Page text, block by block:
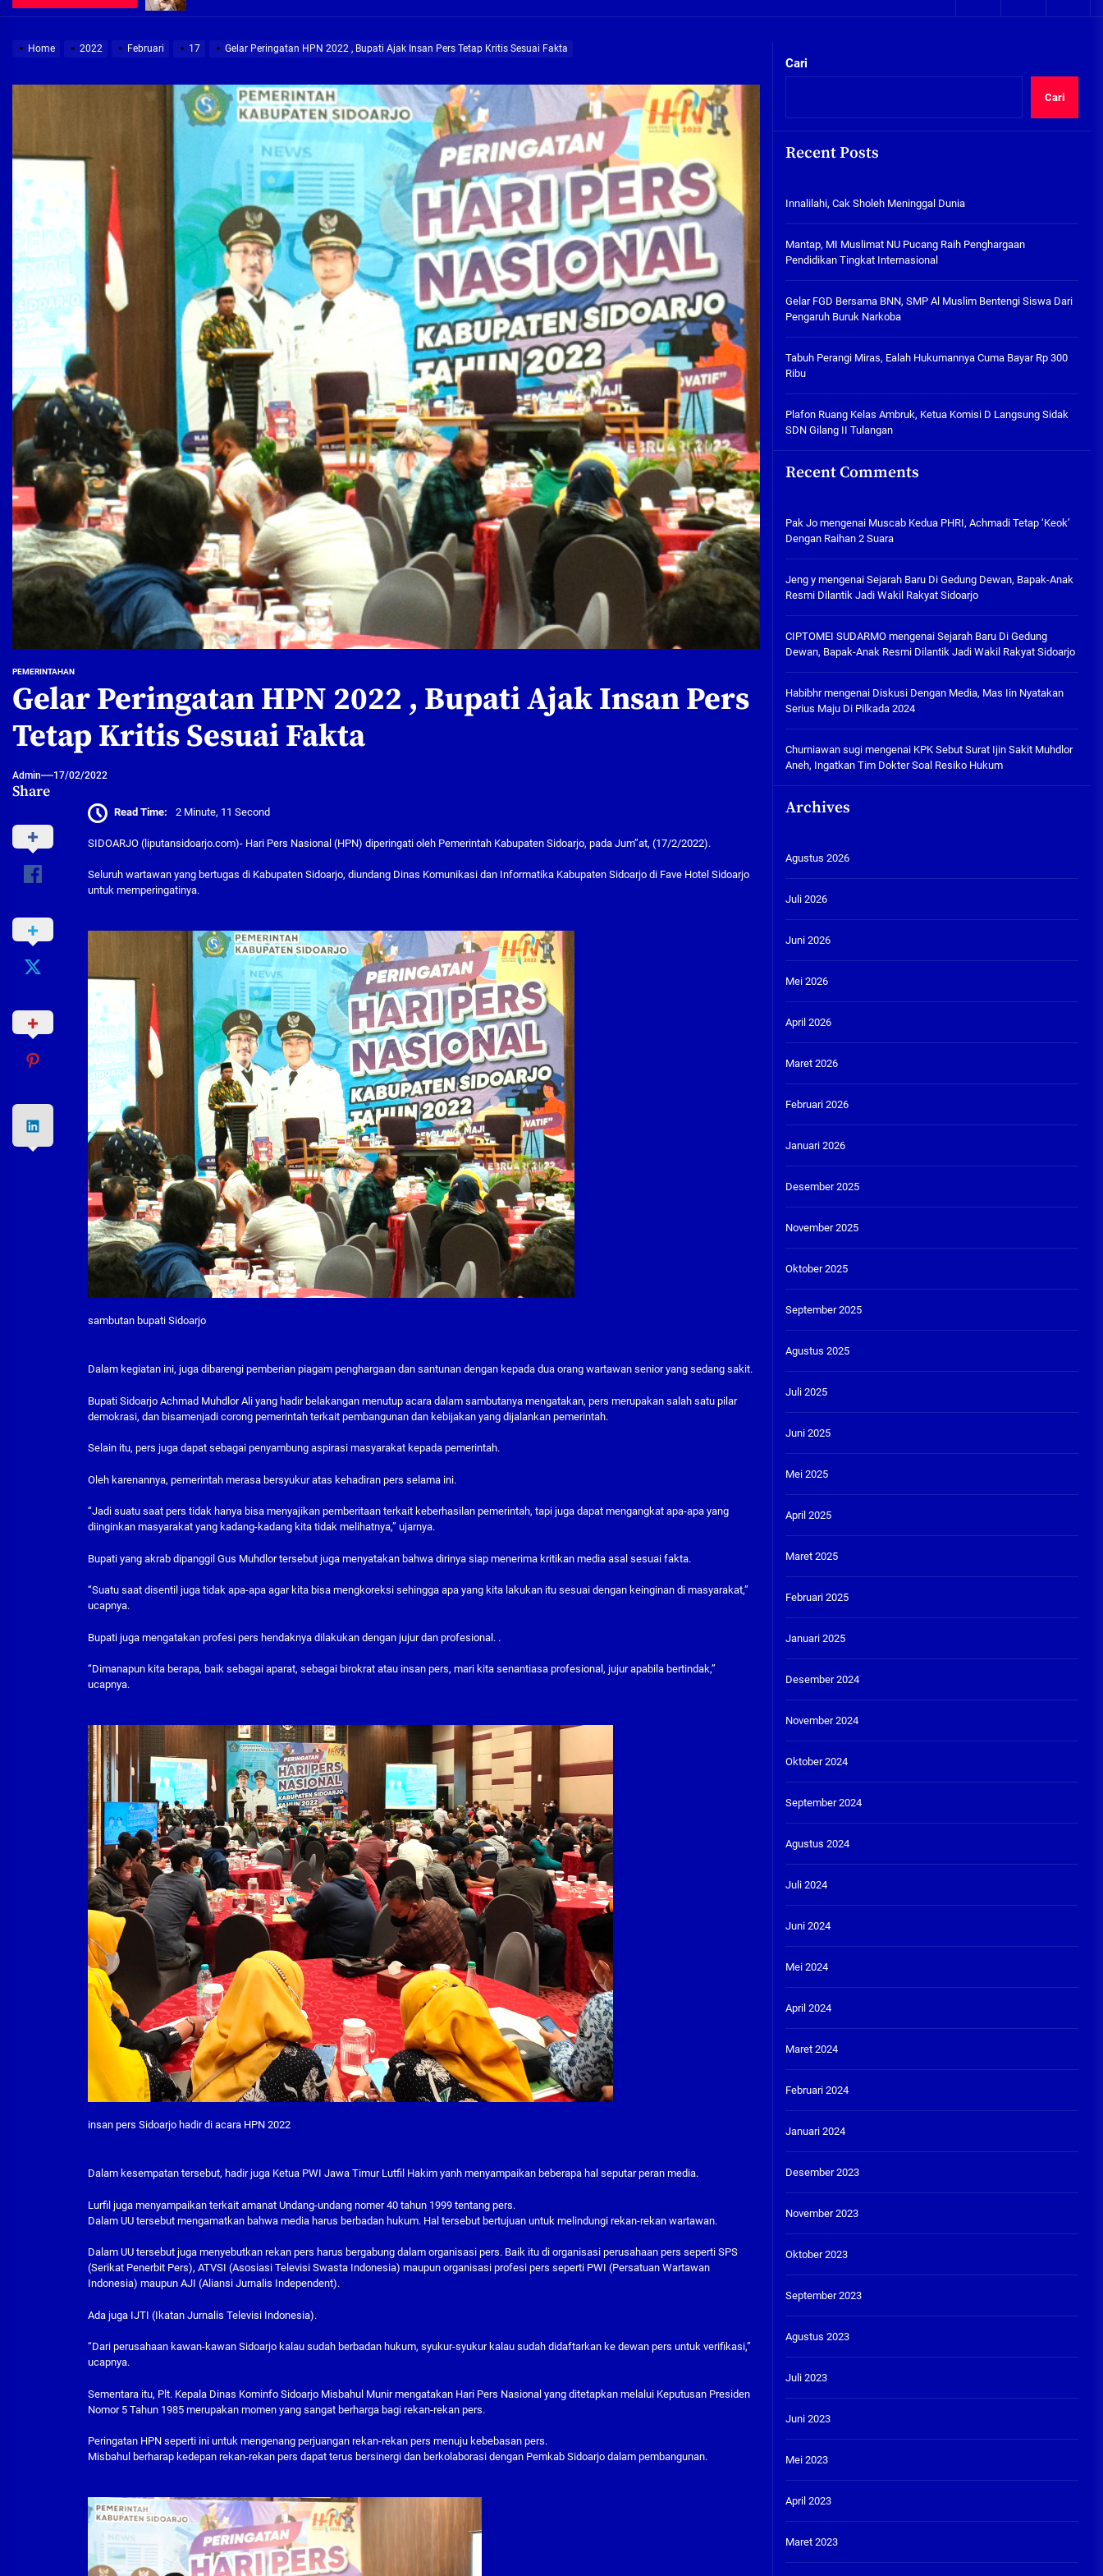
SDN Gilang II Tulangan
Mantap, MI Muslimat NU
Pucang Raih Penghargaan
Pendidikan Tingkat
Internasional
06/08/2026
Gelar FGD Bersama BNN, SMP Al
Muslim Bentengi Siswa Dari
05/08/2026
Hukumannya Cuma Bayar Rp
300 Ribu
Plafon Ruang Kelas Ambruk,
Ketua Komisi D Langsung Sidak
05/08/2026
Peduli Warga Miskin, Bupati Sidoarjo Masif Jalankan Program Rehab RTLH
Pembebasan Lahan Hampir Rampung, Pembangunan Fly over Gedangan Semakin Dekat
Terima aduan warga, Komisi A cari solusi masalah warga Seketi dan Urangagung
Demi Jajaran Direksi Delta Tirta Yang Profesional Dan Kapabel, Komisi B Dua Kali Panggil Pansel Dan Minta Ada Pakta Integritas
Home 2022 Februari 17 Gelar Peringatan HPN 2022 , Bupati Ajak Insan Pers Tetap Kritis Sesuai Fakta
PEMERINTAHAN
Gelar Peringatan HPN 2022 , Bupati Ajak Insan Pers
Tetap Kritis Sesuai Fakta
Admin 17/02/2022
Share
Read Time: 2 Minute, 11 Second
SIDOARJO (liputansidoarjo.com)- Hari Pers Nasional (HPN) diperingati oleh Pemerintah Kabupaten Sidoarjo, pada Jum”at, (17/2/2022).
Seluruh wartawan yang bertugas di Kabupaten Sidoarjo, diundang Dinas Komunikasi dan Informatika Kabupaten Sidoarjo di Fave Hotel Sidoarjo
untuk memperingatinya.
sambutan bupati Sidoarjo
Dalam kegiatan ini, juga dibarengi pemberian piagam penghargaan dan santunan dengan kepada dua orang wartawan senior yang sedang sakit.
Bupati Sidoarjo Achmad Muhdlor Ali yang hadir belakangan menutup acara dalam sambutanya mengatakan, pers merupakan salah satu pilar
demokrasi, dan bisamenjadi corong pemerintah terkait pembangunan dan kebijakan yang dijalankan pemerintah.
Selain itu, pers juga dapat sebagai penyambung aspirasi masyarakat kepada pemerintah.
Oleh karenannya, pemerintah merasa bersyukur atas kehadiran pers selama ini.
“Jadi suatu saat pers tidak hanya bisa menyajikan pemberitaan terkait keberhasilan pemerintah, tapi juga dapat mengangkat apa-apa yang
diinginkan masyarakat yang kadang-kadang kita tidak melihatnya,” ujarnya.
Bupati yang akrab dipanggil Gus Muhdlor tersebut juga menyatakan bahwa dirinya siap menerima kritikan media asal sesuai fakta.
“Suatu saat disentil juga tidak apa-apa agar kita bisa mengkoreksi sehingga apa yang kita lakukan itu sesuai dengan keinginan di masyarakat,”
ucapnya.
Bupati juga mengatakan profesi pers hendaknya dilakukan dengan jujur dan profesional. .
“Dimanapun kita berapa, baik sebagai aparat, sebagai birokrat atau insan pers, mari kita senantiasa profesional, jujur apabila bertindak,”
ucapnya.
insan pers Sidoarjo hadir di acara HPN 2022
Dalam kesempatan tersebut, hadir juga Ketua PWI Jawa Timur Lutfil Hakim yanh menyampaikan beberapa hal seputar peran media.
Lurfil juga menyampaikan terkait amanat Undang-undang nomer 40 tahun 1999 tentang pers.
Dalam UU tersebut mengamatkan bahwa media harus berbadan hukum. Hal tersebut bertujuan untuk melindungi rekan-rekan wartawan.
Dalam UU tersebut juga menyebutkan rekan pers harus bergabung dalam organisasi pers. Baik itu di organisasi perusahaan pers seperti SPS
(Serikat Penerbit Pers), ATVSI (Asosiasi Televisi Swasta Indonesia) maupun organisasi profesi pers seperti PWI (Persatuan Wartawan
Indonesia) maupun AJI (Aliansi Jurnalis Independent).
Ada juga IJTI (Ikatan Jurnalis Televisi Indonesia).
“Dari perusahaan kawan-kawan Sidoarjo kalau sudah berbadan hukum, syukur-syukur kalau sudah didaftarkan ke dewan pers untuk verifikasi,”
ucapnya.
Sementara itu, Plt. Kepala Dinas Kominfo Sidoarjo Misbahul Munir mengatakan Hari Pers Nasional yang ditetapkan melalui Keputusan Presiden
Nomor 5 Tahun 1985 merupakan momen yang sangat berharga bagi rekan-rekan pers.
Peringatan HPN seperti ini untuk mengenang perjuangan rekan-rekan pers menuju kebebasan pers.
Misbahul berharap kedepan rekan-rekan pers dapat terus bersinergi dan berkolaborasi dengan Pemkab Sidoarjo dalam pembangunan.
Cari
Cari
Recent Posts
Innalilahi, Cak Sholeh Meninggal Dunia
Mantap, MI Muslimat NU Pucang Raih Penghargaan
Pendidikan Tingkat Internasional
Gelar FGD Bersama BNN, SMP Al Muslim Bentengi Siswa Dari
Pengaruh Buruk Narkoba
Tabuh Perangi Miras, Ealah Hukumannya Cuma Bayar Rp 300
Ribu
Plafon Ruang Kelas Ambruk, Ketua Komisi D Langsung Sidak
SDN Gilang II Tulangan
Recent Comments
Pak Jomengenai Muscab Kedua PHRI, Achmadi Tetap ‘Keok’
Dengan Raihan 2 Suara
Jeng ymengenai Sejarah Baru Di Gedung Dewan, Bapak-Anak
Resmi Dilantik Jadi Wakil Rakyat Sidoarjo
CIPTOMEI SUDARMOmengenai Sejarah Baru Di Gedung
Dewan, Bapak-Anak Resmi Dilantik Jadi Wakil Rakyat Sidoarjo
Habibhrmengenai Diskusi Dengan Media, Mas Iin Nyatakan
Serius Maju Di Pilkada 2024
Churniawan sugimengenai KPK Sebut Surat Ijin Sakit Muhdlor
Aneh, Ingatkan Tim Dokter Soal Resiko Hukum
Archives
Agustus 2026
Juli 2026
Juni 2026
Mei 2026
April 2026
Maret 2026
Februari 2026
Januari 2026
Desember 2025
November 2025
Oktober 2025
September 2025
Agustus 2025
Juli 2025
Juni 2025
Mei 2025
April 2025
Maret 2025
Februari 2025
Januari 2025
Desember 2024
November 2024
Oktober 2024
September 2024
Agustus 2024
Juli 2024
Juni 2024
Mei 2024
April 2024
Maret 2024
Februari 2024
Januari 2024
Desember 2023
November 2023
Oktober 2023
September 2023
Agustus 2023
Juli 2023
Juni 2023
Mei 2023
April 2023
Maret 2023